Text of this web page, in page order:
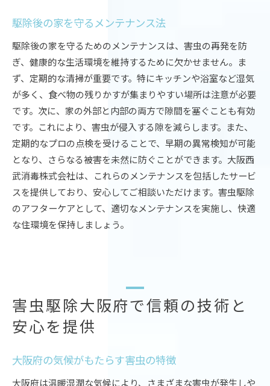
安心できる契約内容とその実際
大阪府の家庭用駆除の未来
駆除後の家を守るメンテナンス法
駆除後の家を守るためのメンテナンスは、害虫の再発を防
ぎ、健康的な生活環境を維持するために欠かせません。ま
ず、定期的な清掃が重要です。特にキッチンや浴室など湿気
が多く、食べ物の残りかすが集まりやすい場所は注意が必要
です。次に、家の外部と内部の両方で隙間を塞ぐことも有効
です。これにより、害虫が侵入する隙を減らします。また、
定期的なプロの点検を受けることで、早期の異常検知が可能
となり、さらなる被害を未然に防ぐことができます。大阪西
武消毒株式会社は、これらのメンテナンスを包括したサービ
スを提供しており、安心してご相談いただけます。害虫駆除
のアフターケアとして、適切なメンテナンスを実施し、快適
な住環境を保持しましょう。
害虫駆除大阪府で信頼の技術と
安心を提供
大阪府の気候がもたらす害虫の特徴
大阪府は温暖湿潤な気候により、さまざまな害虫が発生しや